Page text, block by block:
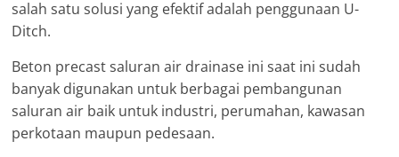
salah satu solusi yang efektif adalah penggunaan U-
Ditch.
Beton precast saluran air drainase ini saat ini sudah
banyak digunakan untuk berbagai pembangunan
saluran air baik untuk industri, perumahan, kawasan
perkotaan maupun pedesaan.